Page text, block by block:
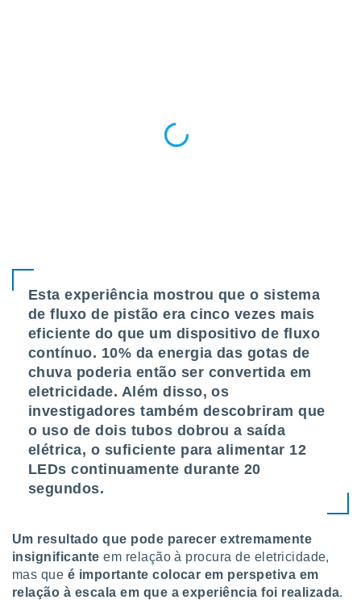
1199
Esta experiência mostrou que o sistema
de fluxo de pistão era cinco vezes mais
eficiente do que um dispositivo de fluxo
contínuo. 10% da energia das gotas de
chuva poderia então ser convertida em
eletricidade. Além disso, os
investigadores também descobriram que
o uso de dois tubos dobrou a saída
elétrica, o suficiente para alimentar 12
LEDs continuamente durante 20
segundos.
Um resultado que pode parecer extremamente
insignificante em relação à procura de eletricidade,
mas que é importante colocar em perspetiva em
relação à escala em que a experiência foi realizada.